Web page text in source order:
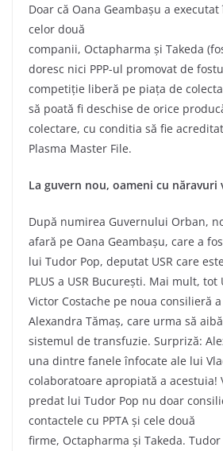
Doar că Oana Geambașu a
celor două
companii, Octapharma și Takeda
doresc nici PPP-ul promovat de
competiție liberă pe piața de
să poată fi deschise de orice
colectare, cu conditia să fie
Plasma Master File.
La guvern nou, oameni cu năravuri
După numirea Guvernului Orban,
afară pe Oana Geambașu, care a
lui Tudor Pop, deputat USR care
PLUS a USR București. Mai mult,
Victor Costache pe noua consilieră
Alexandra Tămaș, care urma să
sistemul de transfuzie. Surpriză:
una dintre fanele înfocate ale lui
colaboratoare apropiată a acestuia!
predat lui Tudor Pop nu doar
contactele cu PPTA și cele două
firme, Octapharma și Takeda.